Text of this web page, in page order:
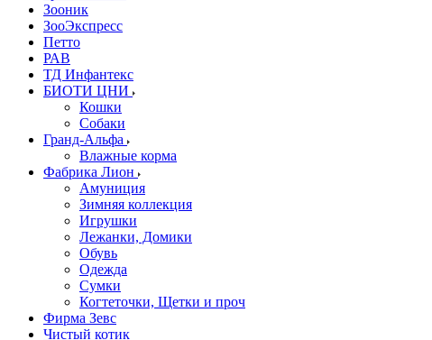
Зооник
ЗооЭкспресс
Петто
РАВ
ТД Инфантекс
БИОТИ ЦНИ
Кошки
Собаки
Гранд-Альфа
Влажные корма
Фабрика Лион
Амуниция
Зимняя коллекция
Игрушки
Лежанки, Домики
Обувь
Одежда
Сумки
Когтеточки, Щетки и проч
Фирма Зевс
Чистый котик